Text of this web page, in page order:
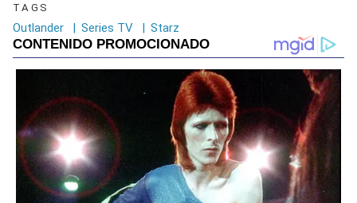
TAGS
Outlander | Series TV | Starz